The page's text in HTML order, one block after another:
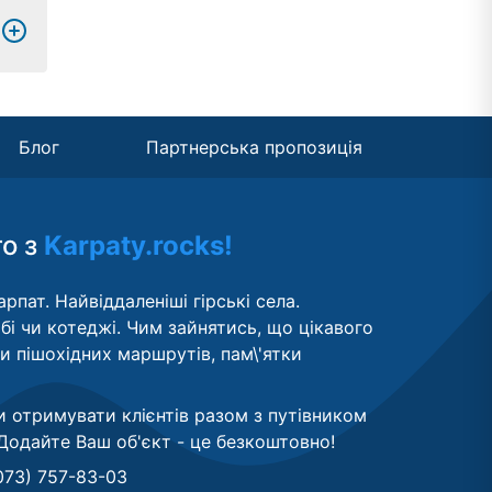
Блог Партнерська пропозиція
з Karpaty.rocks!
Найвіддаленіші гірські села.
чи котеджі. Чим зайнятись, що цікавого
пішохідних маршрутів, пам\'ятки
клієнтів разом з путівником
Ваш об'єкт - це безкоштовно!
757-83-03